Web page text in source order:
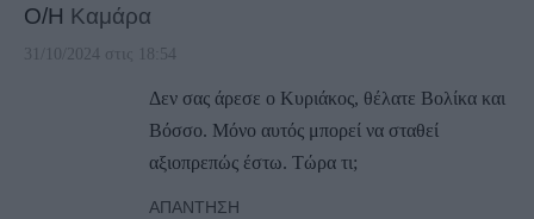
Ο/Η Καμάρα
31/10/2024 στις 18:54
Δεν σας άρεσε ο Κυριάκος, θέλατε Βολίκα και
Βόσσο. Μόνο αυτός μπορεί να σταθεί
αξιοπρεπώς έστω. Τώρα τι;
ΑΠΆΝΤΗΣΗ